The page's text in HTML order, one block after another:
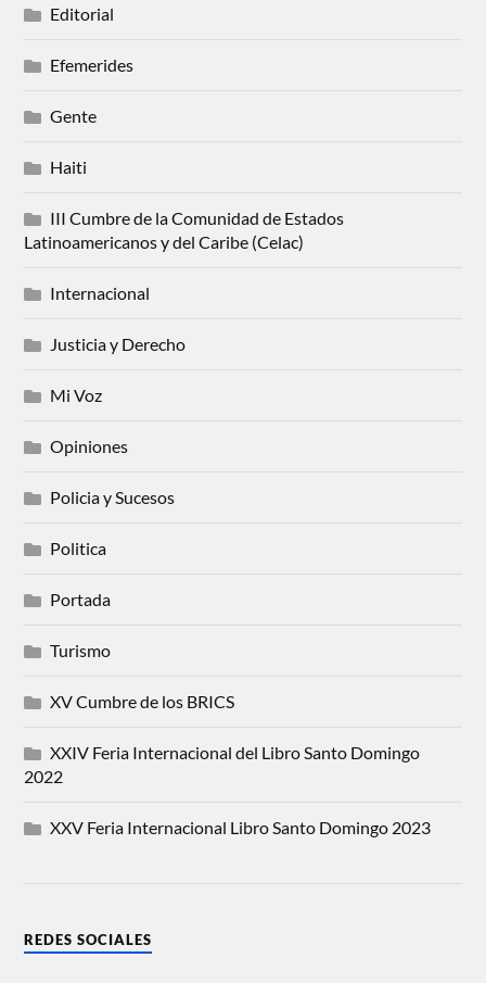
Editorial
Efemerides
Gente
Haiti
III Cumbre de la Comunidad de Estados
Latinoamericanos y del Caribe (Celac)
Internacional
Justicia y Derecho
Mi Voz
Opiniones
Policia y Sucesos
Politica
Portada
Turismo
XV Cumbre de los BRICS
XXIV Feria Internacional del Libro Santo Domingo
2022
XXV Feria Internacional Libro Santo Domingo 2023
REDES SOCIALES